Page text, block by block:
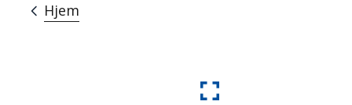
Navigasjonssti
Hjem